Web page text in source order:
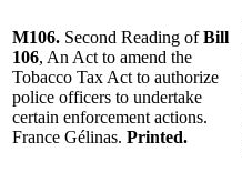
M106. Second Reading ofBill
106, An Act to amend the
Tobacco Tax Act to authorize
police officers to undertake
certain enforcement actions.
France Gélinas. Printed.